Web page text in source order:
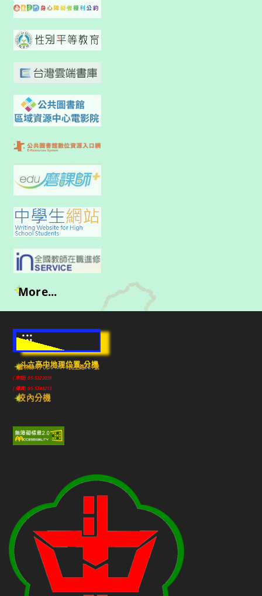
More...
:::
斗六高中地理位置-分機
雲林縣斗六市640010民生路224號
(市話) 05-5322039
(傳真) 05-5348213
校內分機